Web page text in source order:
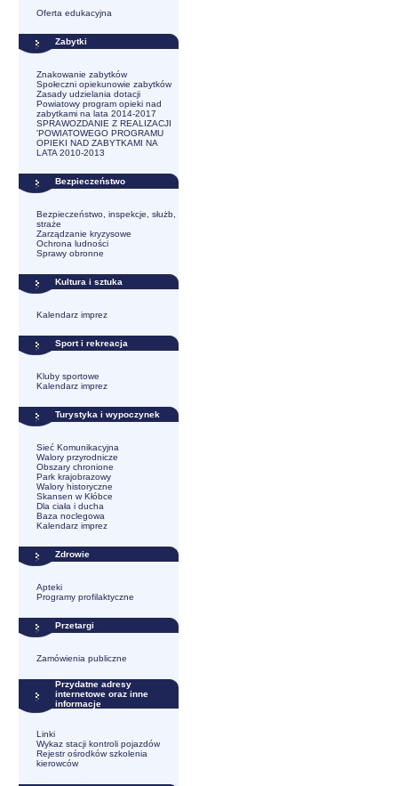
Oferta edukacyjna
Zabytki
Znakowanie zabytków
Społeczni opiekunowie zabytków
Zasady udzielania dotacji
Powiatowy program opieki nad
zabytkami na lata 2014-2017
SPRAWOZDANIE Z REALIZACJI
'POWIATOWEGO PROGRAMU
OPIEKI NAD ZABYTKAMI NA
LATA 2010-2013
Bezpieczeństwo
Bezpieczeństwo, inspekcje, służb,
straże
Zarządzanie kryzysowe
Ochrona ludności
Sprawy obronne
Kultura i sztuka
Kalendarz imprez
Sport i rekreacja
Kluby sportowe
Kalendarz imprez
Turystyka i wypoczynek
Sieć Komunikacyjna
Walory przyrodnicze
Obszary chronione
Park krajobrazowy
Walory historyczne
Skansen w Kłóbce
Dla ciała i ducha
Baza noclegowa
Kalendarz imprez
Zdrowie
Apteki
Programy profilaktyczne
Przetargi
Zamówienia publiczne
Przydatne adresy
internetowe oraz inne
informacje
Linki
Wykaz stacji kontroli pojazdów
Rejestr ośrodków szkolenia
kierowców